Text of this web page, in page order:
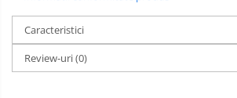
Caracteristici
Review-uri(0)